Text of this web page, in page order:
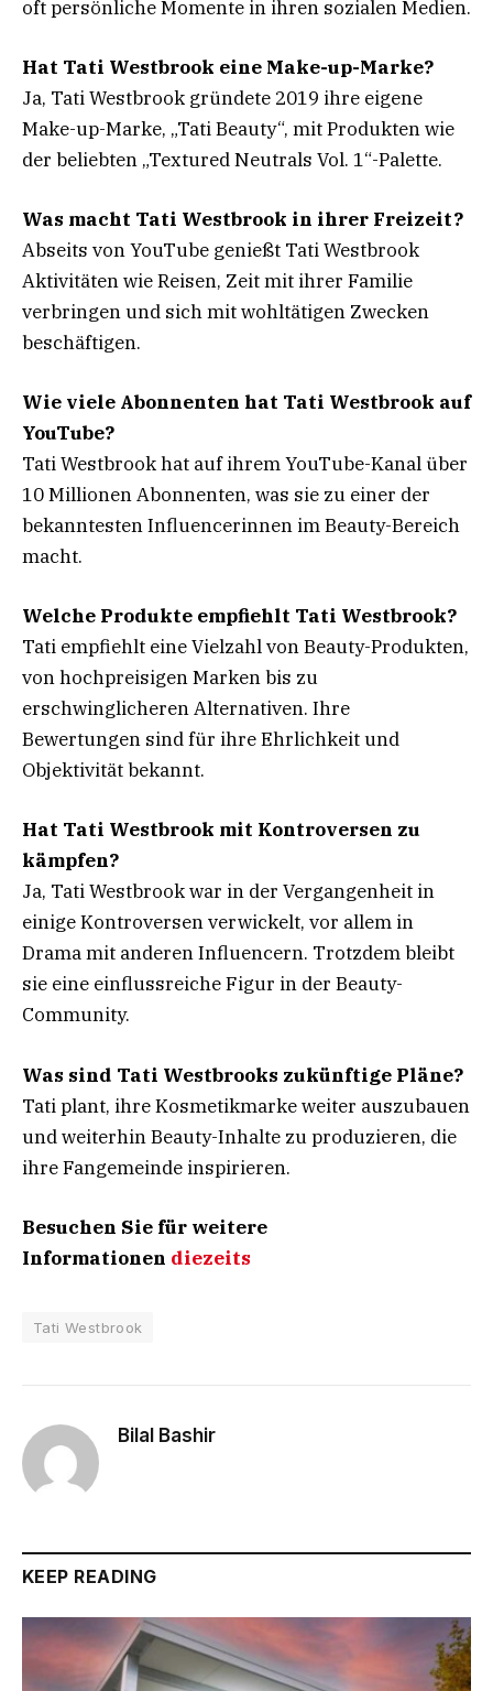
oft persönliche Momente in ihren sozialen Medien.
Hat Tati Westbrook eine Make-up-Marke?
Ja, Tati Westbrook gründete 2019 ihre eigene
Make-up-Marke, „Tati Beauty“, mit Produkten wie
der beliebten „Textured Neutrals Vol. 1“-Palette.
Was macht Tati Westbrook in ihrer Freizeit?
Abseits von YouTube genießt Tati Westbrook
Aktivitäten wie Reisen, Zeit mit ihrer Familie
verbringen und sich mit wohltätigen Zwecken
beschäftigen.
Wie viele Abonnenten hat Tati Westbrook auf
YouTube?
Tati Westbrook hat auf ihrem YouTube-Kanal über
10 Millionen Abonnenten, was sie zu einer der
bekanntesten Influencerinnen im Beauty-Bereich
macht.
Welche Produkte empfiehlt Tati Westbrook?
Tati empfiehlt eine Vielzahl von Beauty-Produkten,
von hochpreisigen Marken bis zu
erschwinglicheren Alternativen. Ihre
Bewertungen sind für ihre Ehrlichkeit und
Objektivität bekannt.
Hat Tati Westbrook mit Kontroversen zu
kämpfen?
Ja, Tati Westbrook war in der Vergangenheit in
einige Kontroversen verwickelt, vor allem in
Drama mit anderen Influencern. Trotzdem bleibt
sie eine einflussreiche Figur in der Beauty-
Community.
Was sind Tati Westbrooks zukünftige Pläne?
Tati plant, ihre Kosmetikmarke weiter auszubauen
und weiterhin Beauty-Inhalte zu produzieren, die
ihre Fangemeinde inspirieren.
Besuchen Sie für weitere
Informationen diezeits
Tati Westbrook
Bilal Bashir
KEEP READING